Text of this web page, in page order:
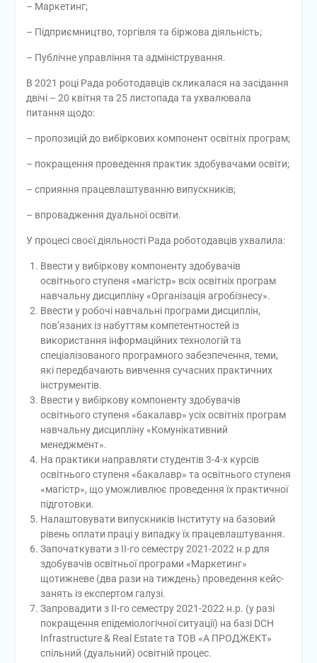
– Маркетинг;
– Підприємництво, торгівля та біржова діяльність;
– Публічне управління та адміністрування.
В 2021 році Рада роботодавців скликалася на засідання
двічі – 20 квітня та 25 листопада та ухвалювала
питання щодо:
– пропозицій до вибіркових компонент освітніх програм;
– покращення проведення практик здобувачами освіти;
– сприяння працевлаштуванню випускників;
– впровадження дуальної освіти.
У процесі своєї діяльності Рада роботодавців ухвалила:
Ввести у вибіркову компоненту здобувачів
освітнього ступеня «магістр» всіх освітніх програм
навчальну дисципліну «Організація агробізнесу».
Ввести у робочі навчальні програми дисциплін,
пов’язаних із набуттям компетентностей із
використання інформаційних технологій та
спеціалізованого програмного забезпечення, теми,
які передбачають вивчення сучасних практичних
інструментів.
Ввести у вибіркову компоненту здобувачів
освітнього ступеня «бакалавр» усіх освітніх програм
навчальну дисципліну «Комунікативний
менеджмент».
На практики направляти студентів 3-4-х курсів
освітнього ступеня «бакалавр» та освітнього ступеня
«магістр», що уможливлює проведення їх практичної
підготовки.
Налаштовувати випускників Інституту на базовий
рівень оплати праці у випадку їх працевлаштування.
Започаткувати з ІІ-го семестру 2021-2022 н.р для
здобувачів освітньої програми «Маркетинг»
щотижневе (два рази на тиждень) проведення кейс-
занять із експертом галузі.
Запровадити з ІІ-го семестру 2021-2022 н.р. (у разі
покращення епідеміологічної ситуації) на базі DCH
Infrastructure & Real Estate та ТОВ «А ПРОДЖЕКТ»
спільний (дуальний) освітній процес.